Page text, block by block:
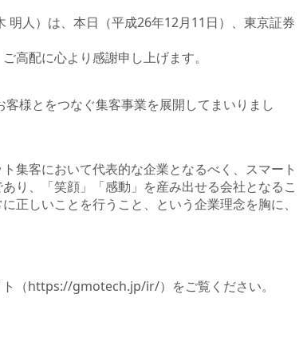
人）は、本日（平成26年12月11日）、東京証券
高配に心より感謝申し上げます。
様とをつなぐ集客事業を展開してまいりまし
集客において代表的な企業となるべく、スマート
り、「笑顔」「感動」を産み出せる会社となるこ
正しいことを行うこと、という企業理念を胸に、
（https://gmotech.jp/ir/）をご覧ください。